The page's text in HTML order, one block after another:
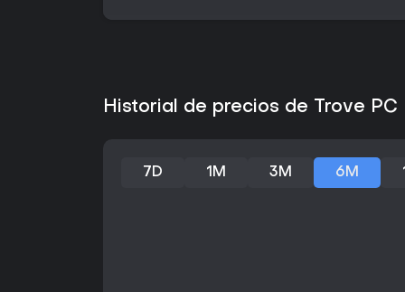
Historial de precios de Trove PC
7D 1M 3M 6M